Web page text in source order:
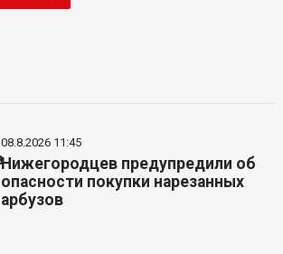
08.8.2026 11:45
Нижегородцев предупредили об
опасности покупки нарезанных
арбузов